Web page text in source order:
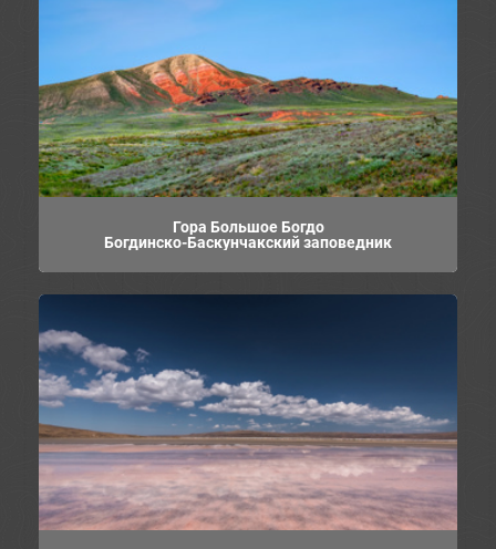
Гора Большое Богдо
Богдинско-Баскунчакский заповедник